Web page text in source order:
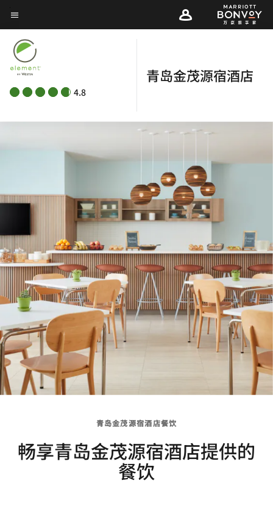
Skip
to
main
content
菜单文本
4.8
青岛金茂源宿酒店
青岛金茂源宿酒店餐饮
畅享青岛金茂源宿酒店提供的
餐饮